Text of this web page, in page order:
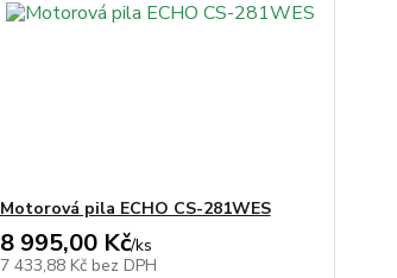
Motorová pila ECHO CS-281WES
8 995,00 Kč/ks
7 433,88 Kč bez DPH